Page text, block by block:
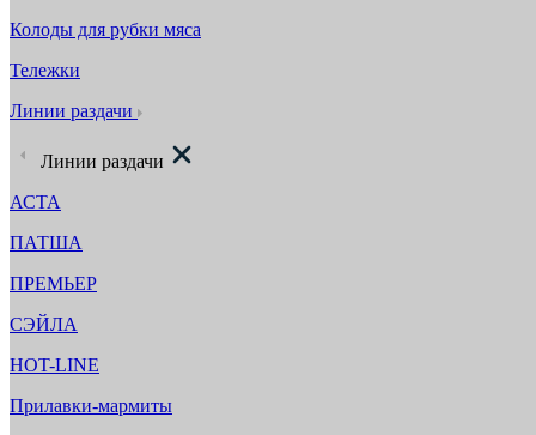
Колоды для рубки мяса
Тележки
Линии раздачи
Линии раздачи
АСТА
ПАТША
ПРЕМЬЕР
СЭЙЛА
HOT-LINE
Прилавки-мармиты